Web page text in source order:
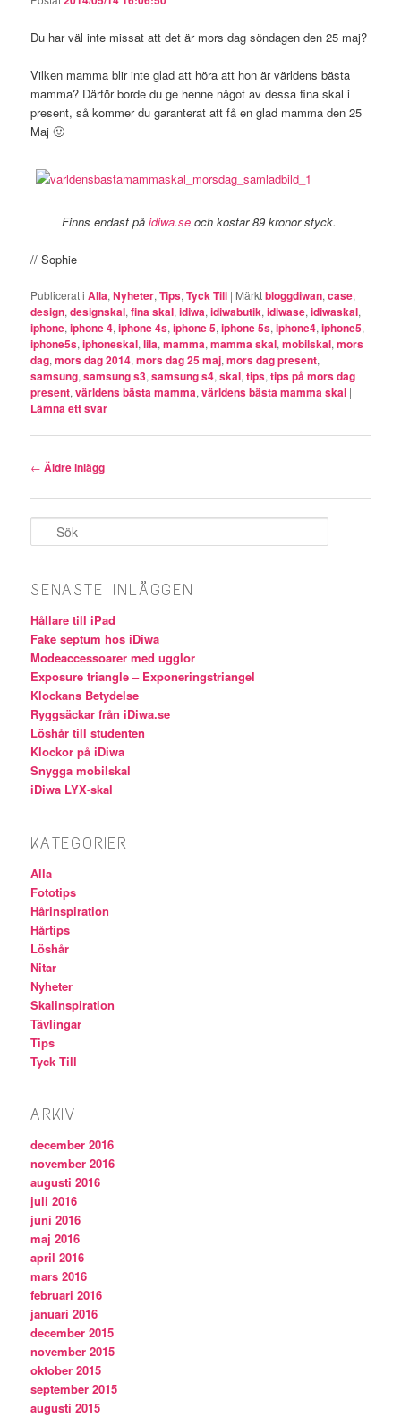
Du har väl inte missat att det är mors dag söndagen den 25 maj?
Vilken mamma blir inte glad att höra att hon är världens bästa
mamma? Därför borde du ge henne något av dessa fina skal i
present, så kommer du garanterat att få en glad mamma den 25
Maj 🙂
Finns endast på idiwa.seoch kostar 89 kronor styck.
// Sophie
Publicerat i Alla,Nyheter,Tips,Tyck Till | Märktbloggdiwan,case,
design,designskal,fina skal,idiwa,idiwabutik,idiwase,idiwaskal,
iphone,iphone 4,iphone 4s,iphone 5,iphone 5s,iphone4,iphone5,
iphone5s,iphoneskal,lila,mamma,mamma skal,mobilskal,mors
dag,mors dag 2014,mors dag 25 maj,mors dag present,
samsung,samsung s3,samsung s4,skal,tips,tips på mors dag
present,världens bästa mamma,världens bästa mamma skal |
Lämna ett svar
Inläggsnavigering
← Äldre inlägg
SENASTE INLÄGGEN
Hållare till iPad
Fake septum hos iDiwa
Modeaccessoarer med ugglor
Exposure triangle – Exponeringstriangel
Klockans Betydelse
Ryggsäckar från iDiwa.se
Löshår till studenten
Klockor på iDiwa
Snygga mobilskal
iDiwa LYX-skal
KATEGORIER
Alla
Fototips
Hårinspiration
Hårtips
Löshår
Nitar
Nyheter
Skalinspiration
Tävlingar
Tips
Tyck Till
ARKIV
december 2016
november 2016
augusti 2016
juli 2016
juni 2016
maj 2016
april 2016
mars 2016
februari 2016
januari 2016
december 2015
november 2015
oktober 2015
september 2015
augusti 2015